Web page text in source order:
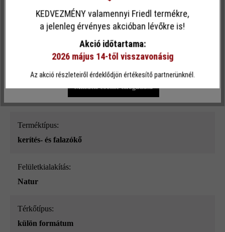
gránitszürke árnyalt_ModulusPur
Terméktípus:
kerítés- és falazókő
Felületkialakítás:
Natur
Térkőtípus:
külön formátum
Ez a webhely cookie-kat használ, hogy a lehető legjobb
funkcionalitást kínálja Önnek...További információ
Csak funkcionális cookie elfogadása
Minden cookie elfogadása
KEDVEZMÉNY valamennyi Friedl termékre,
a jelenleg érvényes akcióban lévőkre is!
Akció időtartama:
2026 május 14-től visszavonásig
Az akció részleteiről érdeklődjön értékesítő partnerünknél.